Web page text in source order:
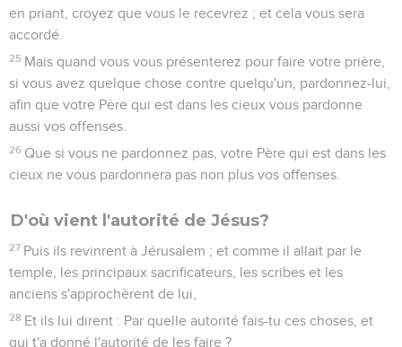
en priant, croyez que vous le recevrez ; et cela vous sera
accordé.
25 Mais quand vous vous présenterez pour faire votre prière,
si vous avez quelque chose contre quelqu'un, pardonnez-lui,
afin que votre Père qui est dans les cieux vous pardonne
aussi vos offenses.
26 Que si vous ne pardonnez pas, votre Père qui est dans les
cieux ne vous pardonnera pas non plus vos offenses.
D'où vient l'autorité de Jésus?
27 Puis ils revinrent à Jérusalem ; et comme il allait par le
temple, les principaux sacrificateurs, les scribes et les
anciens s'approchèrent de lui,
28 Et ils lui dirent : Par quelle autorité fais-tu ces choses, et
qui t'a donné l'autorité de les faire ?